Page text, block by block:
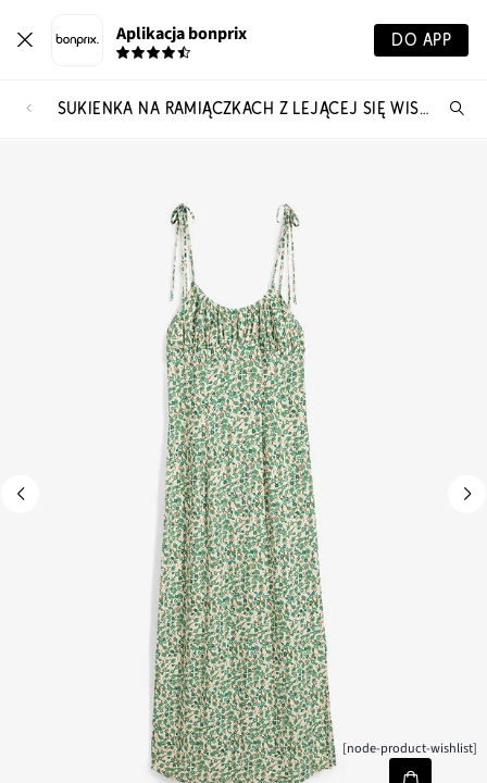
Aplikacja bonprix DO APP
SUKIENKA NA RAMIĄCZKACH Z LEJĄCEJ SIĘ WISKOZY
[node-product-wishlist]